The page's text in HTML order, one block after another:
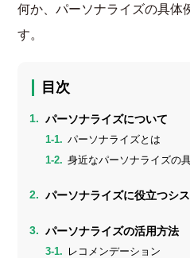
何か、パーソナライズの具体
す。
目次
パーソナライズについて
パーソナライズとは
身近なパーソナライズの
パーソナライズに役立つシ
パーソナライズの活用方法
レコメンデーション